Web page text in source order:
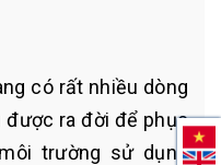
có rất nhiều dòng
được ra đời để phục
trường sử dụng